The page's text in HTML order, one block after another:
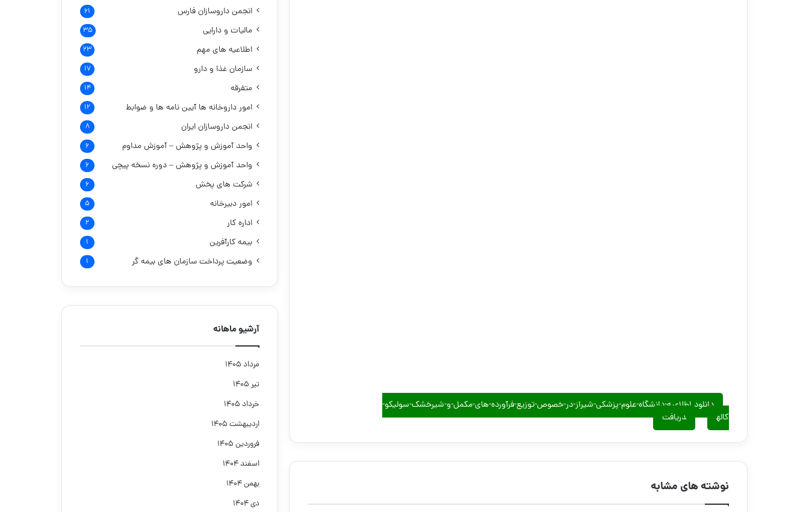
دانلود اطلاعیه-دانشگاه-علوم-پزشکی-شیراز-در-خصوص-توزیع-فرآورده-های-مکمل-و-شیرخشک-سولیکو-
کاله
دریافت
نوشته های مشابه
انجمن داروسازان فارس ۶۱
مالیات و دارایی ۳۵
اطلاعیه های مهم ۲۳
سازمان غذا و دارو ۱۷
متفرقه ۱۴
امور داروخانه هاآیین نامه ها و ضوابط ۱۲
انجمن داروسازان ایران ۸
واحد آموزش و پژوهش – آموزش مداوم ۶
واحد آموزش و پژوهش – دوره نسخه پیچی ۶
شرکت های پخش ۶
امور دبیرخانه ۵
اداره کار ۲
بیمه کارآفرین ۱
وضعیت پرداخت سازمان های بیمه گر ۱
آرشیو ماهانه
مرداد ۱۴۰۵
تیر ۱۴۰۵
خرداد ۱۴۰۵
اردیبهشت ۱۴۰۵
فروردین ۱۴۰۵
اسفند ۱۴۰۴
بهمن ۱۴۰۴
دی ۱۴۰۴